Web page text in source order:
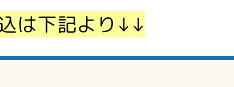
は下記より↓↓